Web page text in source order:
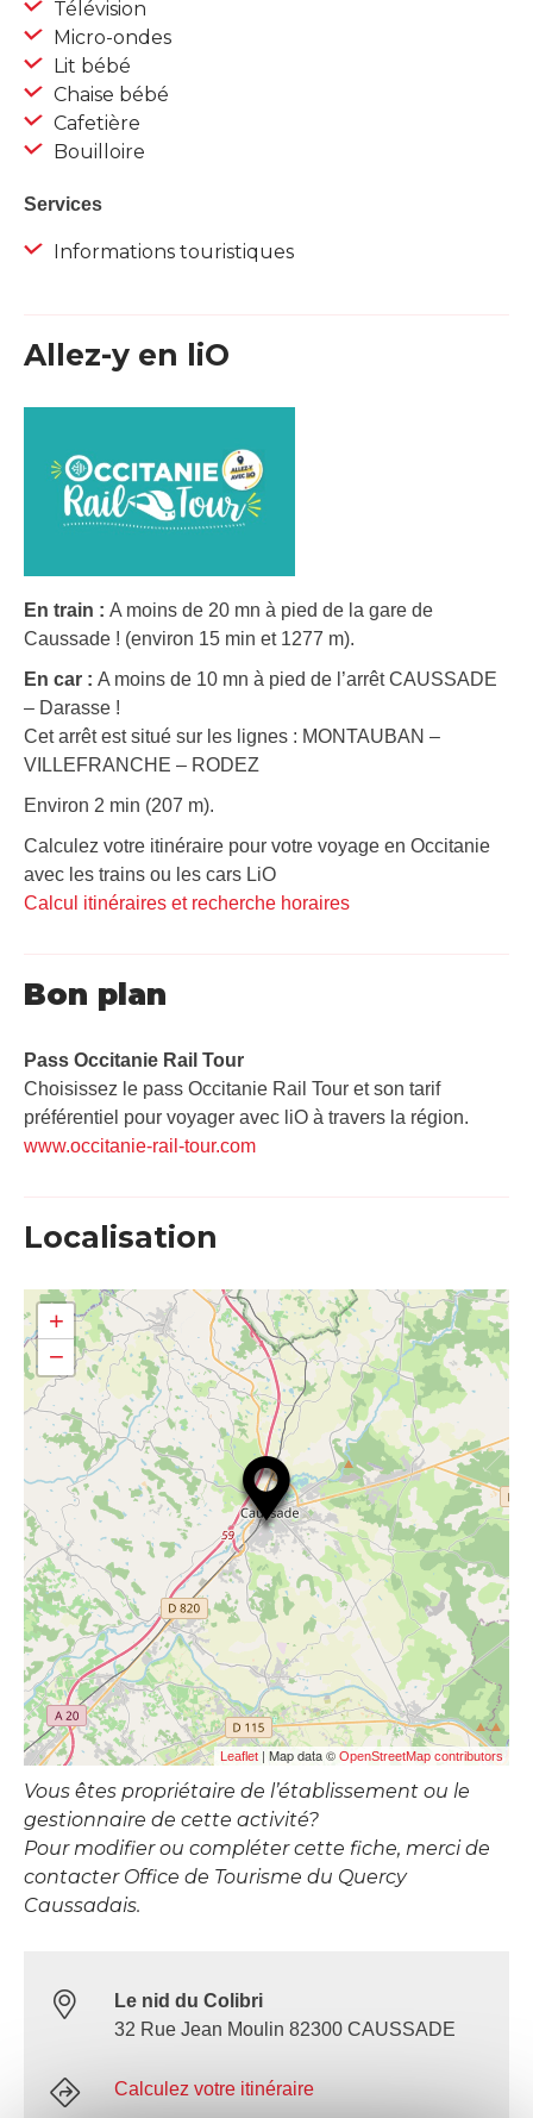
Télévision
Micro-ondes
Lit bébé
Chaise bébé
Cafetière
Bouilloire
Services
Informations touristiques
Allez-y en liO
En train : A moins de 20 mn à pied de la gare de
Caussade ! (environ 15 min et 1277 m).
En car : A moins de 10 mn à pied de l’arrêt CAUSSADE
– Darasse !
Cet arrêt est situé sur les lignes : MONTAUBAN –
VILLEFRANCHE – RODEZ
Environ 2 min (207 m).
Calculez votre itinéraire pour votre voyage en Occitanie
avec les trains ou les cars LiO
Calcul itinéraires et recherche horaires
Bon plan
Pass Occitanie Rail Tour​
Choisissez le pass Occitanie Rail Tour et son tarif
préférentiel pour voyager avec liO à travers la région.
www.occitanie-rail-tour.com
Localisation
+
−
Leaflet | Map data © OpenStreetMap contributors
Vous êtes propriétaire de l’établissement ou le
gestionnaire de cette activité?
Pour modifier ou compléter cette fiche, merci de
contacter Office de Tourisme du Quercy
Caussadais.
Le nid du Colibri
32 Rue Jean Moulin 82300 CAUSSADE
Calculez votre itinéraire